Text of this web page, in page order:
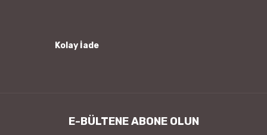
Kolay İade
E-BÜLTENE ABONE OLUN